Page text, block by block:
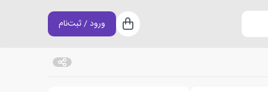
سبد خرید
ورود / ثبت‌نام